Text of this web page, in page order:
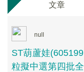
文章
null
ST葫蘆娃
粒擬中選第四批